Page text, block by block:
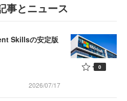
事とニュース
Skillsの安定版
2026/07/17
0